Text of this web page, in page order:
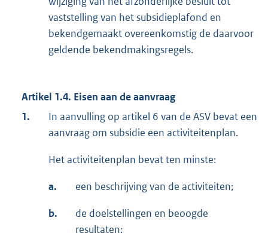
vaststelling van het subsidieplafond en
bekendgemaakt overeenkomstig de daarvoor
geldende bekendmakingsregels.
Artikel 1.4. Eisen aan de aanvraag
1.
In aanvulling op artikel 6 van de ASV bevat een
aanvraag om subsidie een activiteitenplan.
Het activiteitenplan bevat ten minste:
a. een beschrijving van de activiteiten;
b.
de doelstellingen en beoogde
resultaten;